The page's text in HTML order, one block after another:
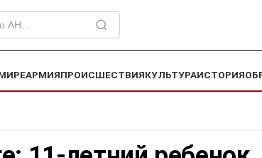
АРМИЯПРОИСШЕСТВИЯКУЛЬТУРАИСТОРИЯ